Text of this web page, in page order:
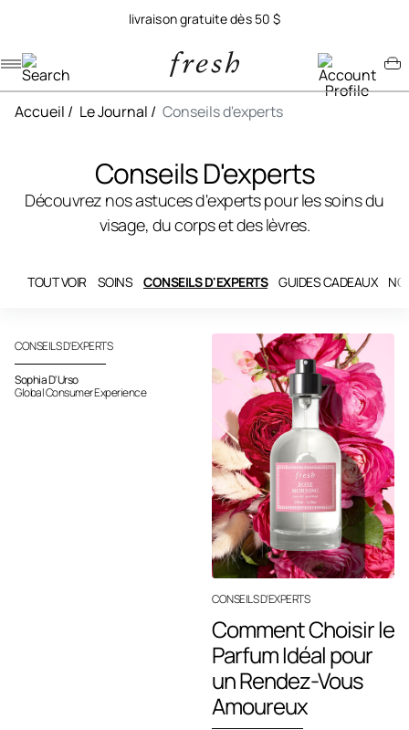
livraison gratuite dès 50 $
Navigation menu
Account menu
Minicart menu
Accueil / Le Journal / Conseils d'experts
Conseils D'experts
Découvrez nos astuces d'experts pour les soins du
visage, du corps et des lèvres.
TOUT VOIR SOINS CONSEILS D'EXPERTS GUIDES CADEAUX
CONSEILS D'EXPERTS
Sophia D'Urso
Global Consumer Experience
CONSEILS D'EXPERTS
Comment Choisir le
Parfum Idéal pour
un Rendez-Vous
Amoureux